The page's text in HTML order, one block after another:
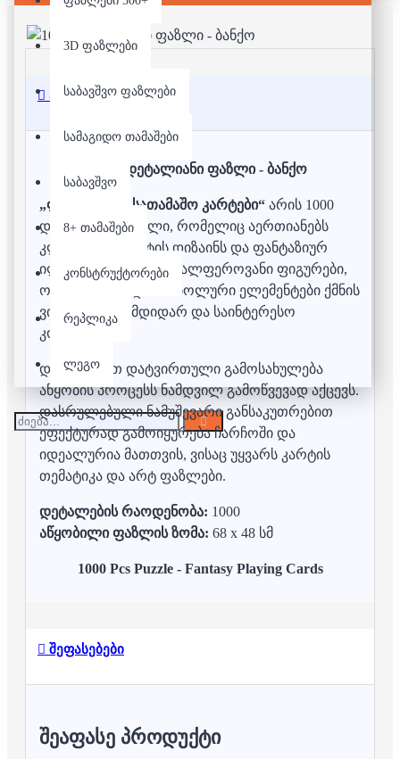
3D ფაზლები
საბავშვო ფაზლები
სამაგიდო თამაშები
საბავშვო
8+ თამაშები
კონსტრუქტორები
რეპლიკა
ლეგო
აღწერა
1000 დეტალიანი ფაზლი - ბანქო
„ფანტაზიური სათამაშო კარტები“ არის 1000
დეტალიანი ფაზლი, რომელიც აერთიანებს
კლასიკური კარტის დიზაინს და ფანტაზიურ
ილუსტრაციებს. მრავალფეროვანი ფიგურები,
ორნამენტები და სიმბოლური ელემენტები ქმნის
ვიზუალურად მდიდარ და საინტერესო
კომპოზიციას.
დეტალებით დატვირთული გამოსახულება
აწყობის პროცესს ნამდვილ გამოწვევად აქცევს.
დასრულებული ნამუშევარი განსაკუთრებით
ეფექტურად გამოიყურება ჩარჩოში და
იდეალურია მათთვის, ვისაც უყვარს კარტის
თემატიკა და არტ ფაზლები.
დეტალების რაოდენობა: 1000
აწყობილი ფაზლის ზომა: 68 x 48 სმ
1000 Pcs Puzzle - Fantasy Playing Cards
შეფასებები
ᲨᲔᲐᲤᲐᲡᲔ ᲞᲠᲝᲓᲣᲥᲢᲘ